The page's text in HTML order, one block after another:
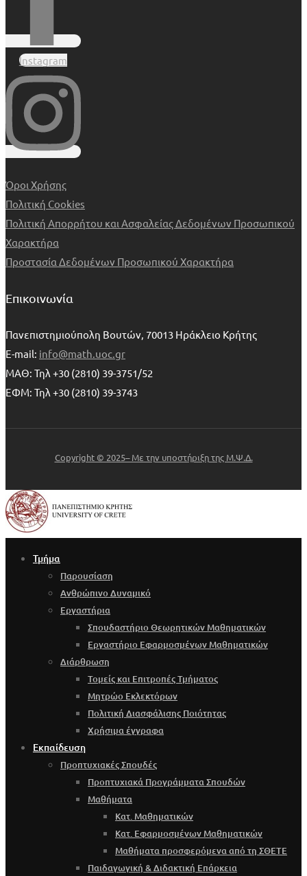
Instagram
Όροι Χρήσης
Πολιτική Cookies
Πολιτική Απορρήτου και Ασφαλείας Δεδομένων Προσωπικού
Χαρακτήρα
Προστασία Δεδομένων Προσωπικού Χαρακτήρα
Επικοινωνία
Πανεπιστημιούπολη Βουτών, 70013 Ηράκλειο Κρήτης
E-mail: info@math.uoc.gr
ΜΑΘ: Τηλ +30 (2810) 39-3751/52
ΕΦΜ: Τηλ +30 (2810) 39-3743
Copyright © 2025– Με την υποστήριξη της Μ.Ψ.Δ.
Τμήμα
Παρουσίαση
Ανθρώπινο Δυναμικό
Εργαστήρια
Σπουδαστήριο Θεωρητικών Μαθηματικών
Εργαστήριο Εφαρμοσμένων Μαθηματικών
Διάρθρωση
Τομείς και Επιτροπές Τμήματος
Μητρώο Εκλεκτόρων
Πολιτική Διασφάλισης Ποιότητας
Χρήσιμα έγγραφα
Εκπαίδευση
Προπτυχιακές Σπουδές
Προπτυχιακά Προγράμματα Σπουδών
Μαθήματα
Κατ. Μαθηματικών
Κατ. Εφαρμοσμένων Μαθηματικών
Μαθήματα προσφερόμενα από τη ΣΘΕΤΕ
Παιδαγωγική & Διδακτική Επάρκεια